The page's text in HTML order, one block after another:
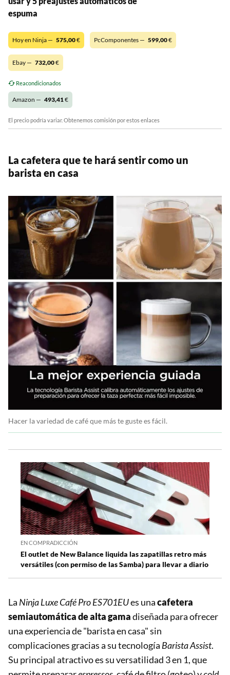
espuma
Hoy en Ninja — 575,00€ PcComponentes — 599,00€
Ebay — 732,00€
Reacondicionados
Amazon — 493,41€
El precio podría variar. Obtenemos comisión por estos enlaces
La cafetera que te hará sentir como un
barista en casa
Hacer la variedad de café que más te guste es fácil.
EN COMPRADICCIÓN
El outlet de New Balance liquida las zapatillas retro más
versátiles (con permiso de las Samba) para llevar a diario
La Ninja Luxe Café Pro ES701EUes unacafetera
semiautomática de alta gamadiseñada para ofrecer
una experiencia de "barista en casa" sin
complicaciones gracias a su tecnología Barista Assist.
Su principal atractivo es su versatilidad 3 en 1, que